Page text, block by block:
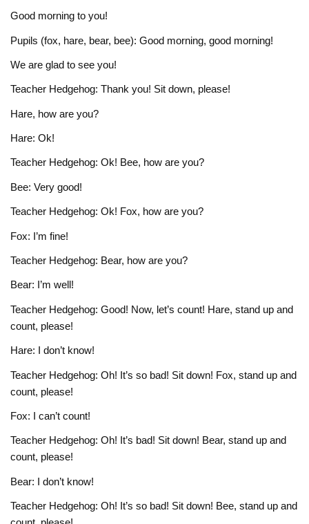
Good morning to you!
Pupils (fox, hare, bear, bee): Good morning, good morning!
We are glad to see you!
Teacher Hedgehog: Thank you! Sit down, please!
Hare, how are you?
Hare: Ok!
Teacher Hedgehog: Ok! Bee, how are you?
Bee: Very good!
Teacher Hedgehog: Ok! Fox, how are you?
Fox: I’m fine!
Teacher Hedgehog: Bear, how are you?
Bear: I’m well!
Teacher Hedgehog: Good! Now, let’s count! Hare, stand up and
count, please!
Hare: I don’t know!
Teacher Hedgehog: Oh! It’s so bad! Sit down! Fox, stand up and
count, please!
Fox: I can’t count!
Teacher Hedgehog: Oh! It’s bad! Sit down! Bear, stand up and
count, please!
Bear: I don’t know!
Teacher Hedgehog: Oh! It’s so bad! Sit down! Bee, stand up and